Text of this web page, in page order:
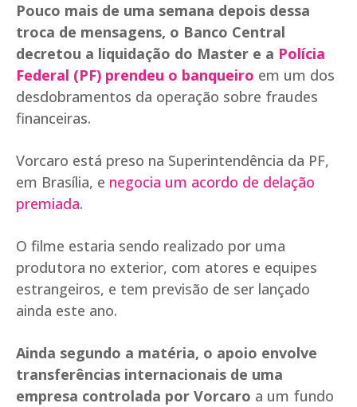
Pouco mais de uma semana depois dessa
troca de mensagens, o Banco Central
decretou a liquidação do Master e a Polícia
Federal (PF) prendeu o banqueiro em um dos
desdobramentos da operação sobre fraudes
financeiras.
Vorcaro está preso na Superintendência da PF,
em Brasília, e negocia um acordo de delação
premiada.
O filme estaria sendo realizado por uma
produtora no exterior, com atores e equipes
estrangeiros, e tem previsão de ser lançado
ainda este ano.
Ainda segundo a matéria, o apoio envolve
transferências internacionais de uma
empresa controlada por Vorcaro a um fundo